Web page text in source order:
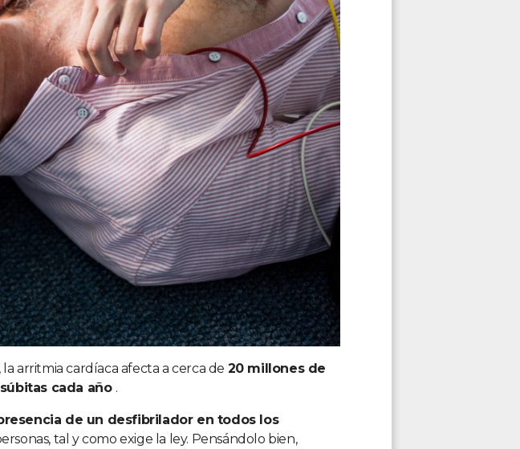
,la arritmia cardíaca afecta a cerca de 20 millones de
cada año .
de un desfibrilador en todos los
tal y como exige la ley. Pensándolo bien,